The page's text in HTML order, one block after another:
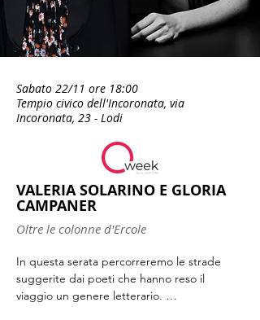
Sabato 22/11 ore 18:00
Tempio civico dell'Incoronata, via
Incoronata, 23 - Lodi
VALERIA SOLARINO E GLORIA
CAMPANER
Oltre le colonne d'Ercole
In questa serata percorreremo le strade
suggerite dai poeti che hanno reso il
viaggio un genere letterario.